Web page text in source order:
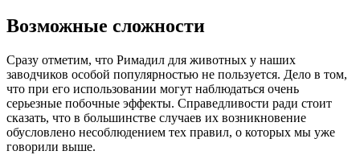
Возможные сложности
Сразу отметим, что Римадил для животных у наших
заводчиков особой популярностью не пользуется. Дело в том,
что при его использовании могут наблюдаться очень
серьезные побочные эффекты. Справедливости ради стоит
сказать, что в большинстве случаев их возникновение
обусловлено несоблюдением тех правил, о которых мы уже
говорили выше.